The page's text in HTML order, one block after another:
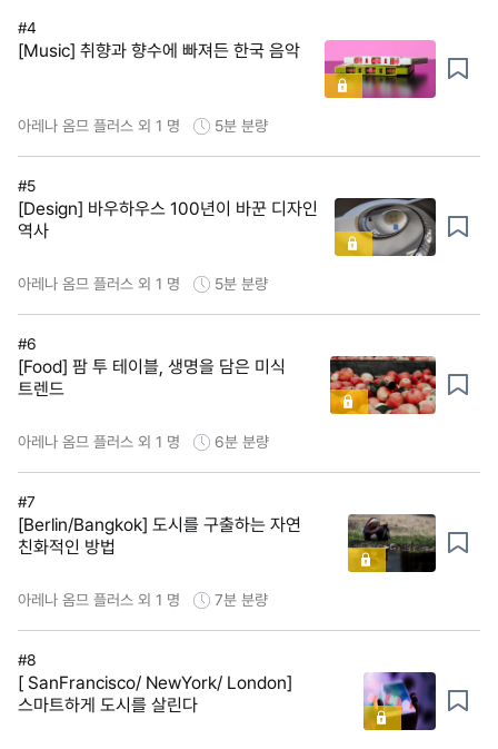
#4
[Music] 취향과 향수에 빠져든 한국 음악
아레나 옴므 플러스 외 1 명 5분 분량
#5
[Design] 바우하우스 100년이 바꾼 디자인
역사
아레나 옴므 플러스 외 1 명 5분 분량
#6
[Food] 팜 투 테이블, 생명을 담은 미식
트렌드
아레나 옴므 플러스 외 1 명 6분 분량
#7
[Berlin/Bangkok] 도시를 구출하는 자연
친화적인 방법
아레나 옴므 플러스 외 1 명 7분 분량
#8
[ SanFrancisco/ NewYork/ London]
스마트하게 도시를 살린다